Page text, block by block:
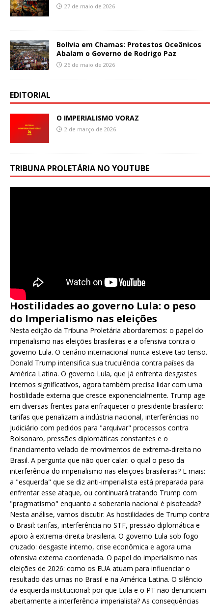
27 de maio de 2026
Bolívia em Chamas: Protestos Oceânicos
Abalam o Governo de Rodrigo Paz
26 de maio de 2026
EDITORIAL
O IMPERIALISMO VORAZ
2 de março de 2026
TRIBUNA PROLETÁRIA NO YOUTUBE
Hostilidades ao governo Lula: o peso
do Imperialismo nas eleições
Nesta edição da Tribuna Proletária abordaremos: o papel do
imperialismo nas eleições brasileiras e a ofensiva contra o
governo Lula. O cenário internacional nunca esteve tão tenso.
Donald Trump intensifica sua truculência contra países da
América Latina. O governo Lula, que já enfrenta desgastes
internos significativos, agora também precisa lidar com uma
hostilidade externa que cresce exponencialmente. Trump age
em diversas frentes para enfraquecer o presidente brasileiro:
tarifas que penalizam a indústria nacional, interferências no
Judiciário com pedidos para "arquivar" processos contra
Bolsonaro, pressões diplomáticas constantes e o
financiamento velado de movimentos de extrema-direita no
Brasil. A pergunta que não quer calar: o qual o peso da
interferência do imperialismo nas eleições brasileiras? E mais:
a "esquerda" que se diz anti-imperialista está preparada para
enfrentar esse ataque, ou continuará tratando Trump com
"pragmatismo" enquanto a soberania nacional é pisoteada?
Nesta análise, vamos discutir: As hostilidades de Trump contra
o Brasil: tarifas, interferência no STF, pressão diplomática e
apoio à extrema-direita brasileira. O governo Lula sob fogo
cruzado: desgaste interno, crise econômica e agora uma
ofensiva externa coordenada. O papel do imperialismo nas
eleições de 2026: como os EUA atuam para influenciar o
resultado das urnas no Brasil e na América Latina. O silêncio
da esquerda institucional: por que Lula e o PT não denunciam
abertamente a interferência imperialista? As consequências